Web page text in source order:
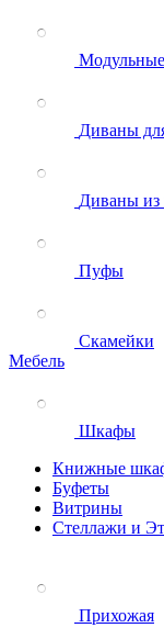
Диваны
Диваны из
Пуфы
Скамейки
Мебель
Шкафы
Книжные
Буфеты
Витрины
Стеллажи и
Прихожая